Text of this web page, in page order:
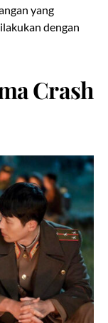
yang
dengan
Crash